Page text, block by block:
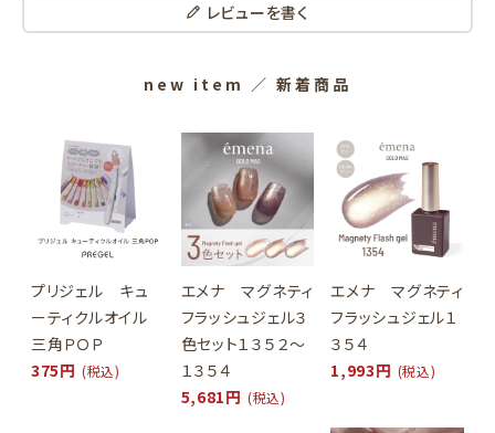
レビューを書く
new item ／ 新着商品
プリジェル キュ
ーティクルオイル
三角ＰＯＰ
375円 (税込)
エメナ マグネティ
フラッシュジェル３
色セット１３５２～
１３５４
5,681円 (税込)
エメナ マグネティ
フラッシュジェル１
３５４
1,993円 (税込)